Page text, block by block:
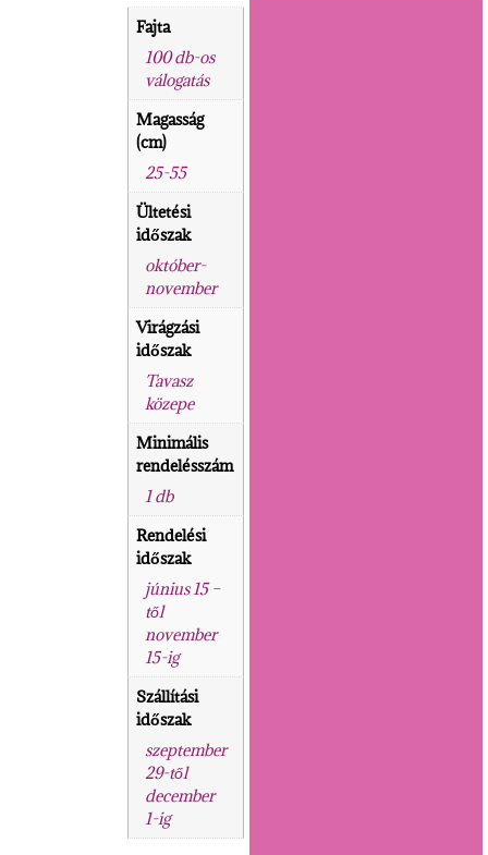
Fajta
100 db-os
válogatás
Magasság
(cm)
25-55
Ültetési
időszak
október-
november
Virágzási
időszak
Tavasz
közepe
Minimális
rendelésszám
1 db
Rendelési
időszak
június 15 –
től
november
15-ig
Szállítási
időszak
szeptember
29-től
december
1-ig